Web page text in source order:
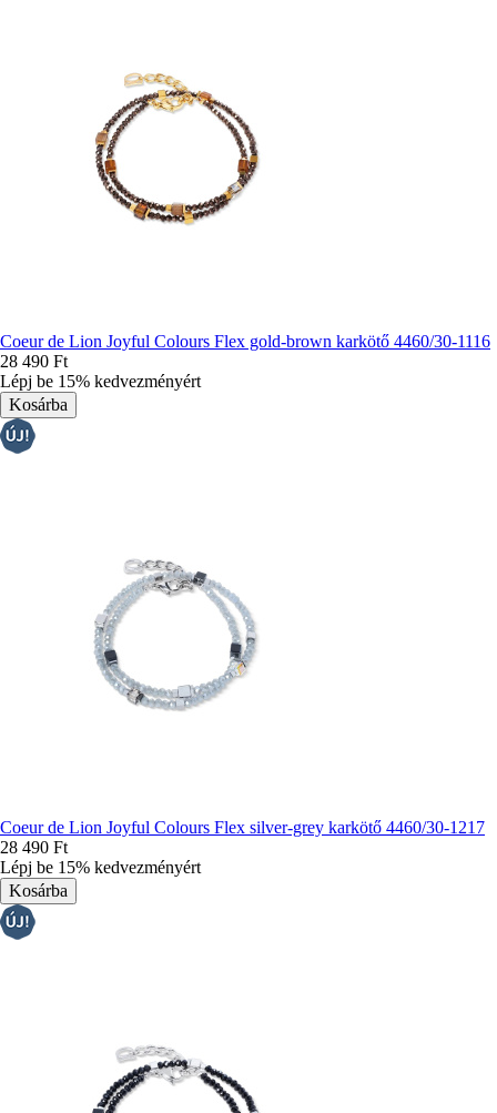
Coeur de Lion Joyful Colours Flex gold-brown karkötő 4460/30-1116
28 490 Ft
Lépj be 15% kedvezményért
Coeur de Lion Joyful Colours Flex silver-grey karkötő 4460/30-1217
28 490 Ft
Lépj be 15% kedvezményért